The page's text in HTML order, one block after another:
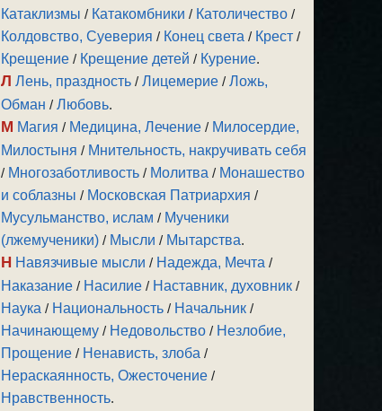
Катаклизмы / Катакомбники / Католичество /
Колдовство, Суеверия / Конец света / Крест /
Крещение / Крещение детей / Курение.
Л Лень, праздность /Лицемерие /Ложь,
Обман /Любовь.
М Магия / Медицина, Лечение / Милосердие,
Милостыня / Мнительность, накручивать себя
/ Многозаботливость / Молитва / Монашество
и соблазны / Московская Патриархия /
Мусульманство, ислам / Мученики
(лжемученики) / Мысли / Мытарства.
Н Навязчивые мысли / Надежда, Мечта /
Наказание / Насилие / Наставник, духовник /
Наука / Национальность / Начальник /
Начинающему / Недовольство / Незлобие,
Прощение / Ненависть, злоба /
Нераскаянность, Ожесточение /
Нравственность.